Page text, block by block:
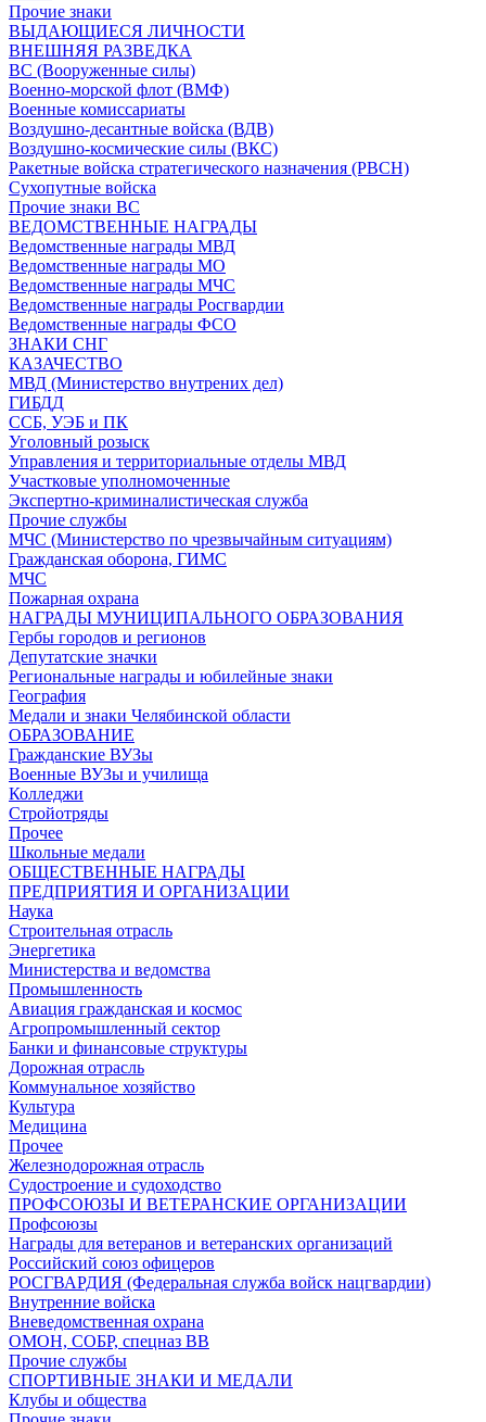
Прочие знаки
ВЫДАЮЩИЕСЯ ЛИЧНОСТИ
ВНЕШНЯЯ РАЗВЕДКА
ВС (Вооруженные силы)
Военно-морской флот (ВМФ)
Военные комиссариаты
Воздушно-десантные войска (ВДВ)
Воздушно-космические силы (ВКС)
Ракетные войска стратегического назначения (РВСН)
Сухопутные войска
Прочие знаки ВС
ВЕДОМСТВЕННЫЕ НАГРАДЫ
Ведомственные награды МВД
Ведомственные награды МО
Ведомственные награды МЧС
Ведомственные награды Росгвардии
Ведомственные награды ФСО
ЗНАКИ СНГ
КАЗАЧЕСТВО
МВД (Министерство внутрених дел)
ГИБДД
ССБ, УЭБ и ПК
Уголовный розыск
Управления и территориальные отделы МВД
Участковые уполномоченные
Экспертно-криминалистическая служба
Прочие службы
МЧС (Министерство по чрезвычайным ситуациям)
Гражданская оборона, ГИМС
МЧС
Пожарная охрана
НАГРАДЫ МУНИЦИПАЛЬНОГО ОБРАЗОВАНИЯ
Гербы городов и регионов
Депутатские значки
Региональные награды и юбилейные знаки
География
Медали и знаки Челябинской области
ОБРАЗОВАНИЕ
Гражданские ВУЗы
Военные ВУЗы и училища
Колледжи
Стройотряды
Прочее
Школьные медали
ОБЩЕСТВЕННЫЕ НАГРАДЫ
ПРЕДПРИЯТИЯ И ОРГАНИЗАЦИИ
Наука
Строительная отрасль
Энергетика
Министерства и ведомства
Промышленность
Авиация гражданская и космос
Агропромышленный сектор
Банки и финансовые структуры
Дорожная отрасль
Коммунальное хозяйство
Культура
Медицина
Прочее
Железнодорожная отрасль
Судостроение и судоходство
ПРОФСОЮЗЫ И ВЕТЕРАНСКИЕ ОРГАНИЗАЦИИ
Профсоюзы
Награды для ветеранов и ветеранских организаций
Российский союз офицеров
РОСГВАРДИЯ (Федеральная служба войск нацгвардии)
Внутренние войска
Вневедомственная охрана
ОМОН, СОБР, спецназ ВВ
Прочие службы
СПОРТИВНЫЕ ЗНАКИ И МЕДАЛИ
Клубы и общества